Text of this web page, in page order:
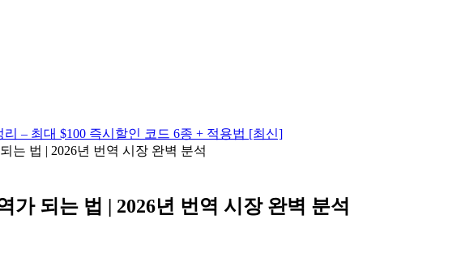
– 최대 $100 즉시할인 코드 6종 + 적용법 [최신]
는 법 | 2026년 번역 시장 완벽 분석
되는 법 | 2026년 번역 시장 완벽 분석